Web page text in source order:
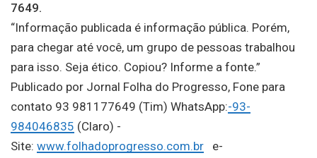
7649.
“Informação publicada é informação pública. Porém,
para chegar até você, um grupo de pessoas trabalhou
para isso. Seja ético. Copiou? Informe a fonte.”
Publicado por Jornal Folha do Progresso, Fone para
contato 93 981177649 (Tim) WhatsApp:-93-
984046835 (Claro) -
Site: www.folhadoprogresso.com.br e-